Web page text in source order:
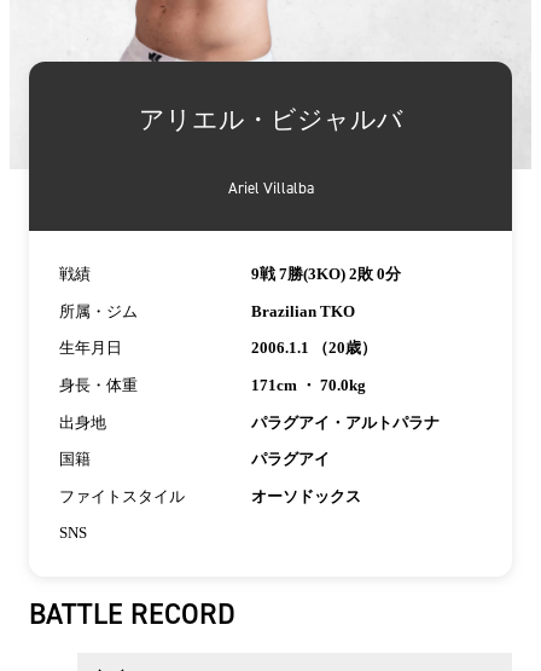
アリエル・ビジャルバ
Ariel Villalba
戦績 9戦 7勝(3KO) 2敗 0分
所属・ジム Brazilian TKO
生年月日 2006.1.1 （20歳）
身長・体重 171cm ・ 70.0kg
出身地 パラグアイ・アルトパラナ
国籍 パラグアイ
ファイトスタイル オーソドックス
SNS
BATTLE RECORD